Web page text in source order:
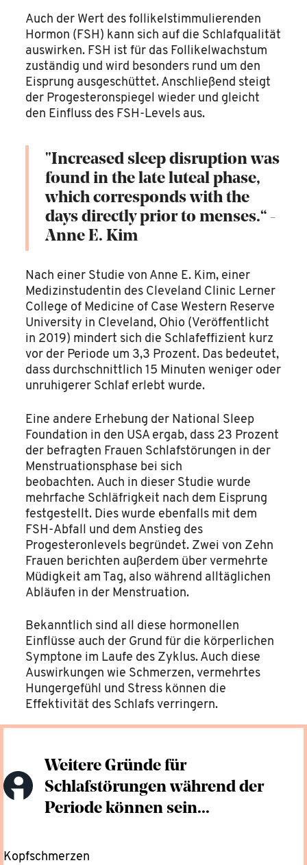
Auch der Wert des follikelstimmulierenden
Hormon (FSH) kann sich auf die Schlafqualität
auswirken. FSH ist für das Follikelwachstum
zuständig und wird besonders rund um den
Eisprung ausgeschüttet. Anschließend steigt
der Progesteronspiegel wieder und gleicht
den Einfluss des FSH-Levels aus.
"Increased sleep disruption was
found in the late luteal phase,
which corresponds with the
days directly prior to menses.“ -
Anne E. Kim
Nach einer Studie von Anne E. Kim, einer
Medizinstudentin des Cleveland Clinic Lerner
College of Medicine of Case Western Reserve
University in Cleveland, Ohio (Veröffentlicht
in 2019) mindert sich die Schlafeffizient kurz
vor der Periode um 3,3 Prozent. Das bedeutet,
dass durchschnittlich 15 Minuten weniger oder
unruhigerer Schlaf erlebt wurde.
Eine andere Erhebung der National Sleep
Foundation in den USA ergab, dass 23 Prozent
der befragten Frauen Schlafstörungen in der
Menstruationsphase bei sich
beobachten. Auch in dieser Studie wurde
mehrfache Schläfrigkeit nach dem Eisprung
festgestellt. Dies wurde ebenfalls mit dem
FSH-Abfall und dem Anstieg des
Progesteronlevels begründet. Zwei von Zehn
Frauen berichten außerdem über vermehrte
Müdigkeit am Tag, also während alltäglichen
Abläufen in der Menstruation.
Bekanntlich sind all diese hormonellen
Einflüsse auch der Grund für die körperlichen
Symptone im Laufe des Zyklus. Auch diese
Auswirkungen wie Schmerzen, vermehrtes
Hungergefühl und Stress können die
Effektivität des Schlafs verringern.
Weitere Gründe für
Schlafstörungen während der
Periode können sein...
Kopfschmerzen